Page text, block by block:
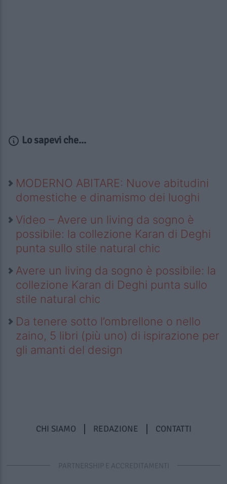
Lo sapevi che...
MODERNO ABITARE: Nuove abitudini
domestiche e dinamismo dei luoghi
Video – Avere un living da sogno è
possibile: la collezione Karan di Deghi
punta sullo stile natural chic
Avere un living da sogno è possibile: la
collezione Karan di Deghi punta sullo
stile natural chic
Da tenere sotto l’ombrellone o nello
zaino, 5 libri (più uno) di ispirazione per
gli amanti del design
CHI SIAMO REDAZIONE CONTATTI
PARTNERSHIP E ACCREDITAMENTI